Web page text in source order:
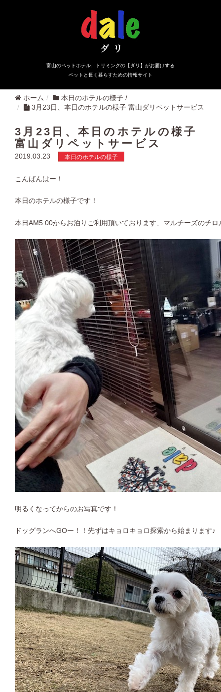
富山のペットホテル、トリミングの【ダリ】がお届けする
ペットと長く暮らすための情報サイト
ホーム 本日のホテルの様子 /
3月23日、本日のホテルの様子 富山ダリペットサービス
3月23日、本日のホテルの様子
富山ダリペットサービス
2019.03.23 本日のホテルの様子
こんばんはー！
本日のホテルの様子です！
本日AM5:00からお泊りご利用頂いております、マルチーズのチロ
明るくなってからのお写真です！
ドッグランへGOー！！先ずはキョロキョロ探索から始まります♪